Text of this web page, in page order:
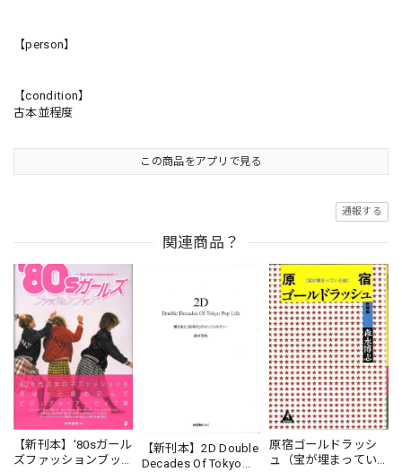
【person】
【condition】
古本並程度
この商品をアプリで見る
通報する
関連商品？
【新刊本】'80sガール
ズファッションブッ
【新刊本】2D Double
Decades Of Tokyo
原宿ゴールドラッシ
ュ（宝が埋まってい